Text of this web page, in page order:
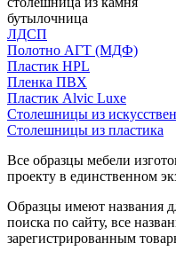
бутылочница
ЛДСП
Полотно АГТ (МДФ)
Пластик HPL
Пленка ПВХ
Пластик Alvic Luxe
Столешницы из
Столешницы из пластика
Все образцы мебели
проекту в единственном
Образцы имеют названия
поиска по сайту, все
зарегистрированным